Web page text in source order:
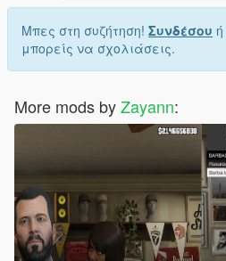
Μπες στη συζήτηση! Συνδέσου ή
μπορείς να σχολιάσεις.
More mods byZayann: